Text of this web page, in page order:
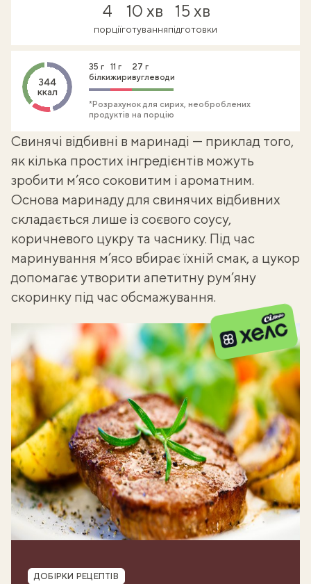
4
порції
10 хв
готування
15 хв
підготовки
344
ккал
35 г
білки
11 г
жири
27 г
вуглеводи
*Розрахунок для сирих, необроблених
продуктів на порцію
Свинячі відбивні в маринаді — приклад того,
як кілька простих інгредієнтів можуть
зробити м’ясо соковитим і ароматним.
Основа маринаду для свинячих відбивних
складається лише із соєвого соусу,
коричневого цукру та часнику. Під час
маринування м’ясо вбирає їхній смак, а цукор
допомагає утворити апетитну рум’яну
скоринку під час обсмажування.
Рубрика
ДОБІРКИ РЕЦЕПТІВ